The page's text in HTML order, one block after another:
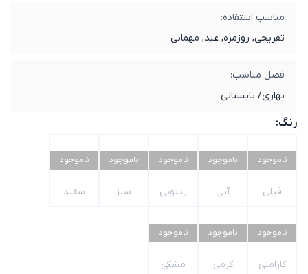
مناسب استفاده:
تفریحی, روزمره, عید, مهمانی
فصل مناسب:
بهاری/ تابستانی
رنگ:
ناموجود
فیلی
ناموجود
آبی
ناموجود
زیتونی
ناموجود
سبز
ناموجود
سفید
ناموجود
کاراملی
ناموجود
کرمی
ناموجود
مشکی